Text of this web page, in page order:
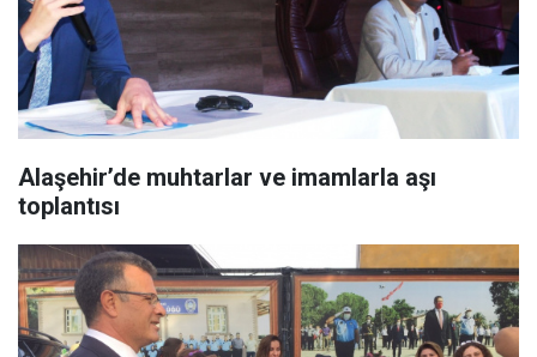
Alaşehir’de muhtarlar ve imamlarla aşı
toplantısı